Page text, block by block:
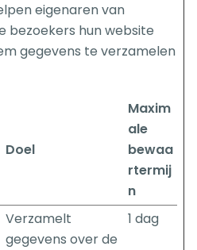
eigenaren van
bezoekers hun website
gegevens te verzamelen
Doel
Maxim
ale
bewaa
rtermij
n
Verzamelt
gegevens over de
1 dag